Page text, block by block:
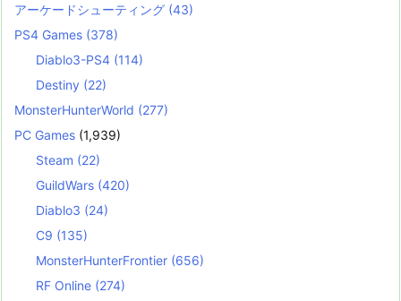
アーケードシューティング (43)
PS4 Games (378)
Diablo3-PS4 (114)
Destiny (22)
MonsterHunterWorld (277)
PC Games (1,939)
Steam (22)
GuildWars (420)
Diablo3 (24)
C9 (135)
MonsterHunterFrontier (656)
RF Online (274)